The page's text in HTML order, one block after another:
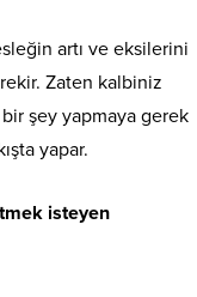
artı ve eksilerini
Zaten kalbiniz
şey yapmaya gerek
yapar.
isteyen